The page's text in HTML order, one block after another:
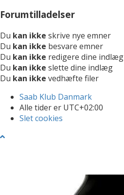
Forumtilladelser
Du kan ikke skrive nye emner
Du kan ikke besvare emner
Du kan ikke redigere dine indlæg
Du kan ikke slette dine indlæg
Du kan ikke vedhæfte filer
Saab Klub Danmark
Alle tider er UTC+02:00
Slet cookies